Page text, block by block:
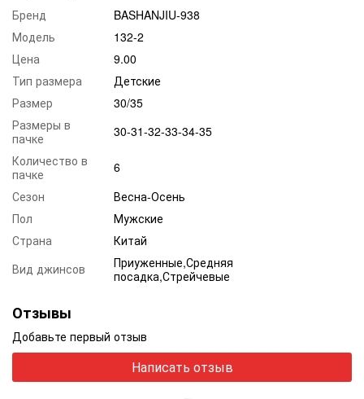
Бренд
BASHANJIU-938
Модель
132-2
Цена
9.00
Тип размера
Детские
Размер
30/35
Размеры в
пачке
30-31-32-33-34-35
Количество в
пачке
6
Сезон
Весна-Осень
Пол
Мужские
Страна
Китай
Вид джинсов
Приуженные,Средняя
посадка,Стрейчевые
Отзывы
Добавьте первый отзыв
Написать отзыв